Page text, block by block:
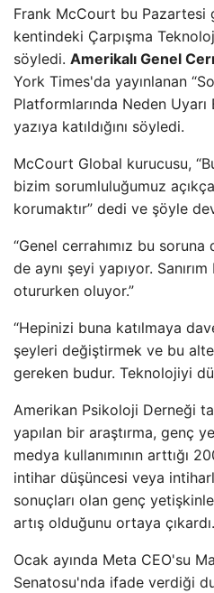
Frank McCourt bu Pazartesi
kentindeki Çarpışma
söyledi. Amerikalı Genel
York Times'da yayınlanan
Platformlarında Neden Uyarı
yazıya katıldığını söyledi.
McCourt Global kurucusu,
bizim sorumluluğumuz
korumaktır” dedi ve şöyle
“Genel cerrahımız bu
de aynı şeyi yapıyor.
otururken oluyor.”
“Hepinizi buna katılmaya
şeyleri değiştirmek ve bu
gereken budur. Teknolojiyi
Amerikan Psikoloji Derneği
yapılan bir araştırma, genç
medya kullanımının arttığı
intihar düşüncesi veya
sonuçları olan genç
artış olduğunu ortaya çıkardı.
Ocak ayında Meta CEO'su
Senatosu'nda ifade verdiği